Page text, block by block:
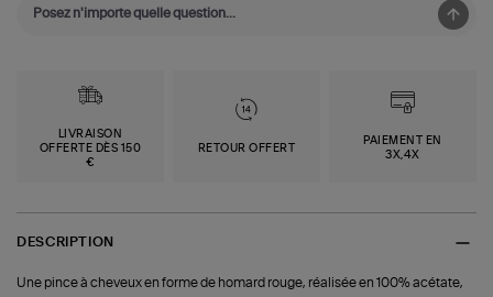
LIVRAISON
OFFERTE DÈS 150
€
RETOUR OFFERT
PAIEMENT EN
3X,4X
DESCRIPTION
Une pince à cheveux en forme de homard rouge, réalisée en 100% acétate,